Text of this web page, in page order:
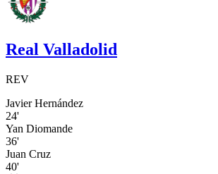
Real Valladolid
REV
Javier Hernández
24'
Yan Diomande
36'
Juan Cruz
40'